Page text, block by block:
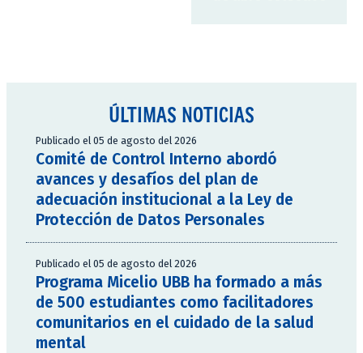
ÚLTIMAS NOTICIAS
Publicado el 05 de agosto del 2026
Comité de Control Interno abordó
avances y desafíos del plan de
adecuación institucional a la Ley de
Protección de Datos Personales
Publicado el 05 de agosto del 2026
Programa Micelio UBB ha formado a más
de 500 estudiantes como facilitadores
comunitarios en el cuidado de la salud
mental